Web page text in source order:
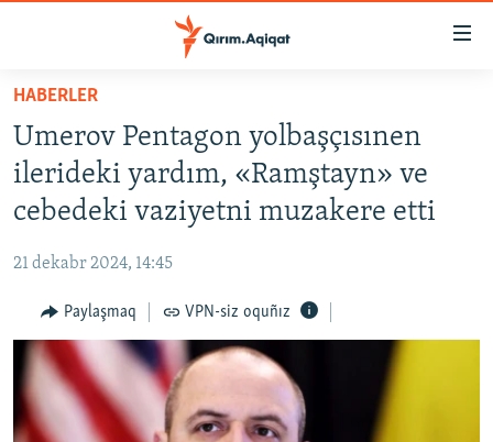
Esas
qaytmaq
Baş
navigatsiyağa
qaytmaq
Qıdıruvğa
SİYASET
İQTİSADİYAT
MEDENİYET
İNSAN AQLARI
VİDEO
SÜRET
BLOGLAR
HABERLER
Umerov Pentagon yolbaşçısınen
ilerideki yardım, «Ramştayn» ve
cebedeki vaziyetni muzakere etti
21 dekabr 2024, 14:45
Paylaşmaq VPN-siz oquñız